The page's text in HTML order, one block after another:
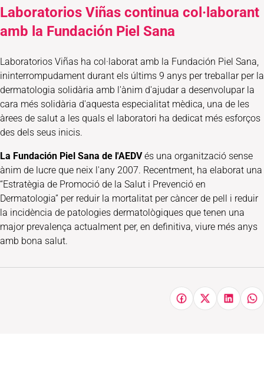
Laboratorios Viñas continua col·laborant
amb la Fundación Piel Sana
Laboratorios Viñas ha col·laborat amb la Fundación Piel Sana,
ininterrompudament durant els últims 9 anys per treballar per la
dermatologia solidària amb l'ànim d'ajudar a desenvolupar la
cara més solidària d'aquesta especialitat mèdica, una de les
àrees de salut a les quals el laboratori ha dedicat més esforços
des dels seus inicis.
La Fundación Piel Sana de l'AEDVés una organització sense
ànim de lucre que neix l'any 2007. Recentment, ha elaborat una
“Estratègia de Promoció de la Salut i Prevenció en
Dermatologia” per reduir la mortalitat per càncer de pell i reduir
la incidència de patologies dermatològiques que tenen una
major prevalença actualment per, en definitiva, viure més anys
amb bona salut.